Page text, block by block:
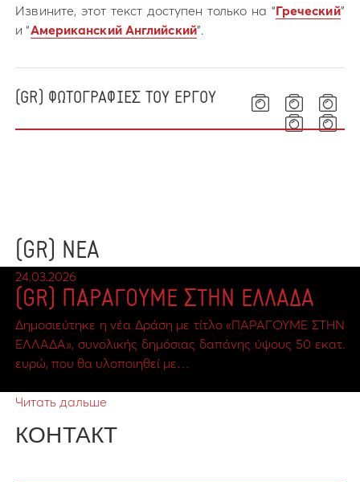
Извините, этот текст доступен только на “Греческий”
и “Американский Английский”.
(GR) ΦΩΤΟΓΡΑΦΙΕΣ ΤΟΥ ΕΡΓΟΥ
(GR) ΝΕΑ
24.03.2026
(GR) ΠΑΡΑΓΟΥΜΕ ΣΤΗΝ ΕΛΛΑΔΑ
Δημοσιεύτηκε η νέα Δράση με τίτλο «ΠΑΡΑΓΟΥΜΕ ΣΤΗΝ
ΕΛΛΑΔΑ», συνολικής δημόσιας δαπάνης ύψους 50 εκατ.
ευρώ, που θα υλοποιηθεί με…
Читать дальше
КОНТАКТ